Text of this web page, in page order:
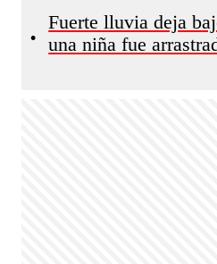
•
Fuerte lluvia deja
una niña fue